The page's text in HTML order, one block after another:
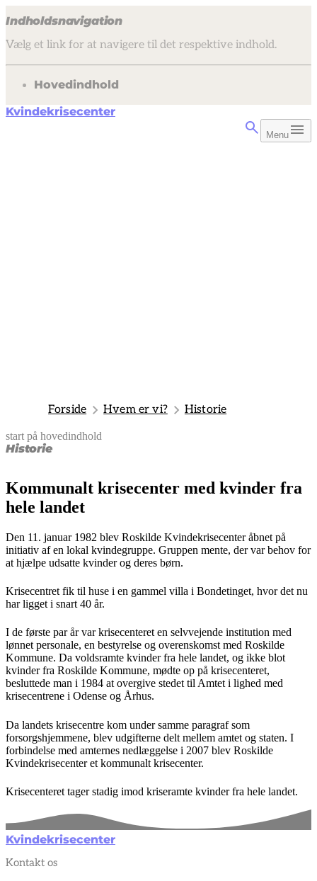
Indholdsnavigation
Vælg et link for at navigere til det respektive indhold.
gå til
Hovedindhold
Kvindekrisecenter
Menu
Forside Hvem er vi? Historie
start på hovedindhold
Historie
senest opdateret 3. februar 2025
Kommunalt krisecenter med kvinder fra
hele landet
Den 11. januar 1982 blev Roskilde Kvindekrisecenter åbnet på
initiativ af en lokal kvindegruppe. Gruppen mente, der var behov for
at hjælpe udsatte kvinder og deres børn.
Krisecentret fik til huse i en gammel villa i Bondetinget, hvor det nu
har ligget i snart 40 år.
I de første par år var krisecenteret en selvvejende institution med
lønnet personale, en bestyrelse og overenskomst med Roskilde
Kommune. Da voldsramte kvinder fra hele landet, og ikke blot
kvinder fra Roskilde Kommune, mødte op på krisecenteret,
besluttede man i 1984 at overgive stedet til Amtet i lighed med
krisecentrene i Odense og Århus.
Da landets krisecentre kom under samme paragraf som
forsorgshjemmene, blev udgifterne delt mellem amtet og staten. I
forbindelse med amternes nedlæggelse i 2007 blev Roskilde
Kvindekrisecenter et kommunalt krisecenter.
Krisecenteret tager stadig imod kriseramte kvinder fra hele landet.
Kvindekrisecenter
Kontakt os